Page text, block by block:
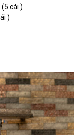
cái )
)